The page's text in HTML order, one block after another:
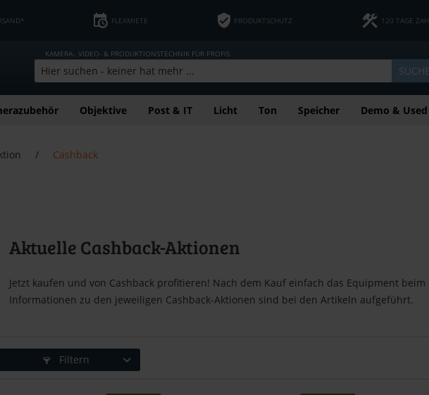
FLEXMIETE PRODUKTSCHUTZ 120 TAGE
KAMERA-, VIDEO- & PRODUKTIONSTECHNIK FÜR PROFIS
Objektive Post & IT Licht Ton Speicher Demo & Used
/ Cashback
Aktuelle Cashback-Aktionen
Jetzt kaufen und von Cashback profitieren! Nach dem Kauf einfach das Equipment
Informationen zu den jeweiligen Cashback-Aktionen sind bei den Artikeln aufgeführt.
Filtern